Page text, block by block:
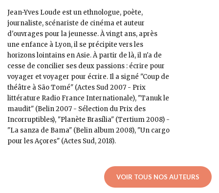
Jean-Yves Loude est un ethnologue, poète,
journaliste, scénariste de cinéma et auteur
d'ouvrages pour la jeunesse. À vingt ans, après
une enfance à Lyon, il se précipite vers les
horizons lointains en Asie. À partir de là, il n'a de
cesse de concilier ses deux passions : écrire pour
voyager et voyager pour écrire. Il a signé "Coup de
théâtre à São Tomé" (Actes Sud 2007 - Prix
littérature Radio France Internationale), "Tanuk le
maudit" (Belin 2007 - Sélection du Prix des
Incorruptibles), "Planète Brasília" (Tertium 2008) -
"La sanza de Bama" (Belin album 2008), "Un cargo
pour les Açores" (Actes Sud, 2018).
VOIR TOUS NOS AUTEURS